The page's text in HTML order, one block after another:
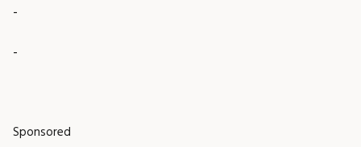
-
-
Sponsored